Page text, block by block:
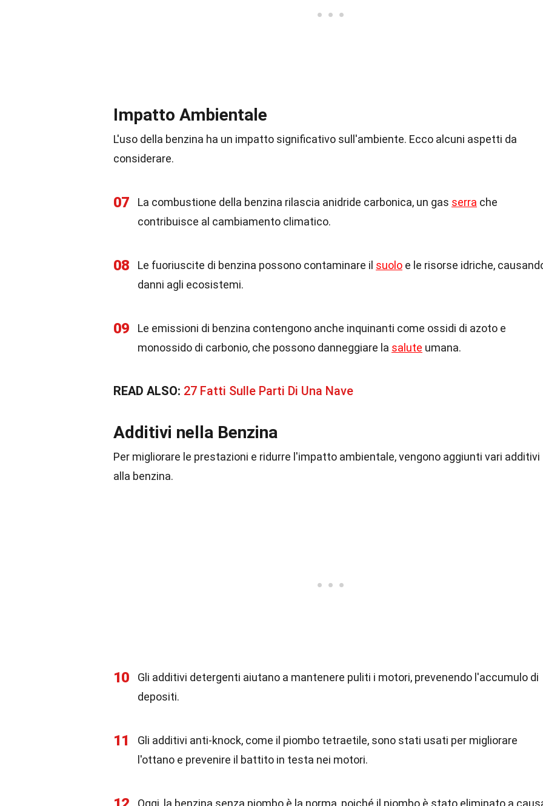
Impatto Ambientale
L'uso della benzina ha un impatto significativo sull'ambiente. Ecco alcuni aspetti da
considerare.
07 La combustione della benzina rilascia anidride carbonica, un gas serra che
contribuisce al cambiamento climatico.
08 Le fuoriuscite di benzina possono contaminare il suolo e le risorse idriche,
danni agli ecosistemi.
09
Le emissioni di benzina contengono anche inquinanti come ossidi di azoto e
monossido di carbonio, che possono danneggiare la salute umana.
READ ALSO: 27 Fatti Sulle Parti Di Una Nave
Additivi nella Benzina
Per migliorare le prestazioni e ridurre l'impatto ambientale, vengono aggiunti vari additivi
alla benzina.
10
Gli additivi detergenti aiutano a mantenere puliti i motori, prevenendo l'accumulo di
depositi.
11
Gli additivi anti-knock, come il piombo tetraetile, sono stati usati per migliorare
l'ottano e prevenire il battito in testa nei motori.
Oggi, la benzina senza piombo è la norma, poiché il piombo è stato eliminato a